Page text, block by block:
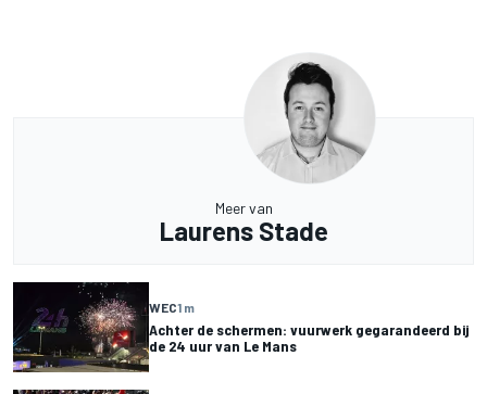
Meer van
Laurens Stade
WEC1 m
Achter de schermen: vuurwerk gegarandeerd bij
de 24 uur van Le Mans